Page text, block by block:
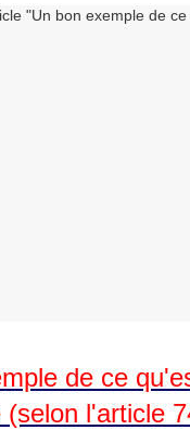
de ce
(selon l'article